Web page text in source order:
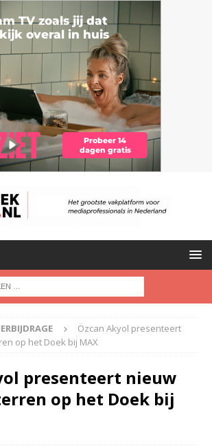
Özcan Akyol presenteert
op het Doek bij MAX
presenteert nieuw
op het Doek bij